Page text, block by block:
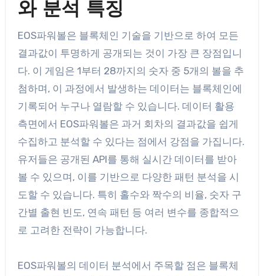
와 분석 특징
EOS파워볼은 블록체인 기술을 기반으로 하여 모든
결과값이 투명하게 공개되는 것이 가장 큰 장점입니
다. 이 게임은 1부터 28까지의 숫자 중 5개의 볼을 추
첨하며, 이 과정에서 발생하는 데이터는 블록체인에
기록되어 누구나 열람할 수 있습니다. 데이터 활용
측면에서 EOS파워볼은 과거 회차의 결과값을 쉽게
수집하고 분석할 수 있다는 점에서 강점을 가집니다.
유저들은 공개된 API를 통해 실시간 데이터를 받아
볼 수 있으며, 이를 기반으로 다양한 패턴 분석을 시
도할 수 있습니다. 특히 홀수와 짝수의 비율, 숫자 구
간별 출현 빈도, 연속 패턴 등 여러 변수를 종합적으
로 고려한 전략이 가능합니다.
EOS파워볼의 데이터 분석에서 주목할 점은 블록체